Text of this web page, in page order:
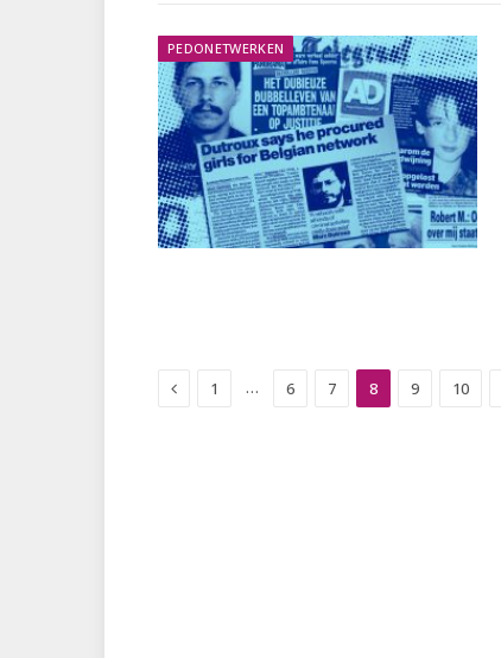
PEDONETWERKEN
Previous
1 … 6 7 8 9 10